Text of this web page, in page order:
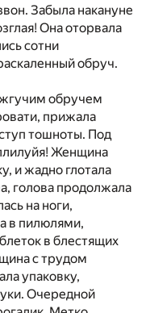
Забыла накануне
Она оторвала
сотни
обруч.
обручем
прижала
тошноты. Под
Женщина
и жадно глотала
голова продолжала
на ноги,
в пилюлями,
в блестящих
с трудом
упаковку,
Очередной